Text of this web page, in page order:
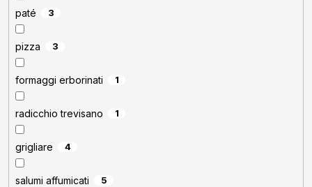
paté 3
pizza 3
formaggi erborinati 1
radicchio trevisano 1
grigliare 4
salumi affumicati 5